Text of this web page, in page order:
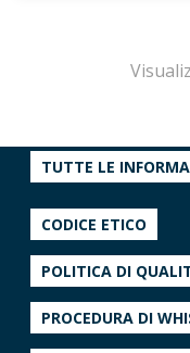
TUTTE LE
CODICE ETICO
POLITICA DI
PROCEDURA DI